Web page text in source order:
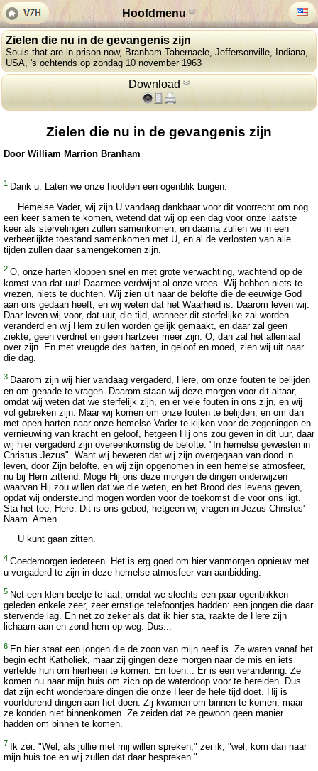
Hoofdmenu
Zielen die nu in de gevangenis zijn
Souls that are in prison now, Branham Tabernacle, Jeffersonville, Indiana,
USA, 's ochtends op zondag 10 november 1963
Download
Zielen die nu in de gevangenis zijn
Door William Marrion Branham
1
Dank u. Laten we onze hoofden een ogenblik buigen.
Hemelse Vader, wij zijn U vandaag dankbaar voor dit voorrecht om nog
een keer samen te komen, wetend dat wij op een dag voor onze laatste
keer als stervelingen zullen samenkomen, en daarna zullen we in een
verheerlijkte toestand samenkomen met U, en al de verlosten van alle
tijden zullen daar samengekomen zijn.
2 O, onze harten kloppen snel en met grote verwachting, wachtend op de
komst van dat uur! Daarmee verdwijnt al onze vrees. Wij hebben niets te
vrezen, niets te duchten. Wij zien uit naar de belofte die de eeuwige God
aan ons gedaan heeft, en wij weten dat het Waarheid is. Daarom leven wij.
Daar leven wij voor, dat uur, die tijd, wanneer dit sterfelijke zal worden
veranderd en wij Hem zullen worden gelijk gemaakt, en daar zal geen
ziekte, geen verdriet en geen hartzeer meer zijn. O, dan zal het allemaal
over zijn. En met vreugde des harten, in geloof en moed, zien wij uit naar
die dag.
3 Daarom zijn wij hier vandaag vergaderd, Here, om onze fouten te belijden
en om genade te vragen. Daarom staan wij deze morgen voor dit altaar,
omdat wij weten dat we sterfelijk zijn, en er vele fouten in ons zijn, en wij
vol gebreken zijn. Maar wij komen om onze fouten te belijden, en om dan
met open harten naar onze hemelse Vader te kijken voor de zegeningen en
vernieuwing van kracht en geloof, hetgeen Hij ons zou geven in dit uur, daar
wij hier vergaderd zijn overeenkomstig de belofte: "In hemelse gewesten in
Christus Jezus". Want wij beweren dat wij zijn overgegaan van dood in
leven, door Zijn belofte, en wij zijn opgenomen in een hemelse atmosfeer,
nu bij Hem zittend. Moge Hij ons deze morgen de dingen onderwijzen
waarvan Hij zou willen dat we die weten, en het Brood des levens geven,
opdat wij ondersteund mogen worden voor de toekomst die voor ons ligt.
Sta het toe, Here. Dit is ons gebed, hetgeen wij vragen in Jezus Christus'
Naam. Amen.
U kunt gaan zitten.
4 Goedemorgen iedereen. Het is erg goed om hier vanmorgen opnieuw met
u vergaderd te zijn in deze hemelse atmosfeer van aanbidding.
5 Net een klein beetje te laat, omdat we slechts een paar ogenblikken
geleden enkele zeer, zeer ernstige telefoontjes hadden: een jongen die daar
stervende lag. En net zo zeker als dat ik hier sta, raakte de Here zijn
lichaam aan en zond hem op weg. Dus...
6 En hier staat een jongen die de zoon van mijn neef is. Ze waren vanaf het
begin echt Katholiek, maar zij gingen deze morgen naar de mis en iets
vertelde hun om hierheen te komen. En toen... Er is een verandering. Ze
komen nu naar mijn huis om zich op de waterdoop voor te bereiden. Dus
dat zijn echt wonderbare dingen die onze Heer de hele tijd doet. Hij is
voortdurend dingen aan het doen. Zij kwamen om binnen te komen, maar
ze konden niet binnenkomen. Ze zeiden dat ze gewoon geen manier
hadden om binnen te komen.
7
Ik zei: "Wel, als jullie met mij willen spreken," zei ik, "wel, kom dan naar
mijn huis toe en wij zullen dat daar bespreken."